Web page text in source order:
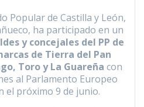
i
n
k
Popular de Castilla y León,
ha participado en un
y concejales del PP de
de Tierra del Pan
Toro y La Guareña con
al Parlamento Europeo
el próximo 9 de junio.